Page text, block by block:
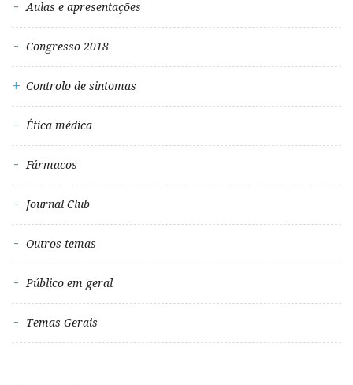
Aulas e apresentações
Congresso 2018
Controlo de sintomas
Ética médica
Fármacos
Journal Club
Outros temas
Público em geral
Temas Gerais